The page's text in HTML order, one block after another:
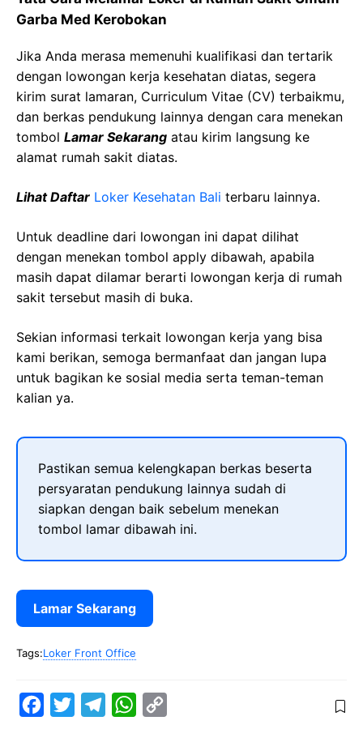
Garba Med Kerobokan
Jika Anda merasa memenuhi kualifikasi dan tertarik
dengan lowongan kerja kesehatan diatas, segera
kirim surat lamaran, Curriculum Vitae (CV) terbaikmu,
dan berkas pendukung lainnya dengan cara menekan
tombol Lamar Sekarang atau kirim langsung ke
alamat rumah sakit diatas.
Lihat Daftar Loker Kesehatan Bali terbaru lainnya.
Untuk deadline dari lowongan ini dapat dilihat
dengan menekan tombol apply dibawah, apabila
masih dapat dilamar berarti lowongan kerja di rumah
sakit tersebut masih di buka.
Sekian informasi terkait lowongan kerja yang bisa
kami berikan, semoga bermanfaat dan jangan lupa
untuk bagikan ke sosial media serta teman-teman
kalian ya.
Pastikan semua kelengkapan berkas beserta
persyaratan pendukung lainnya sudah di
siapkan dengan baik sebelum menekan
tombol lamar dibawah ini.
Lamar Sekarang
Tags:Loker Front Office
W